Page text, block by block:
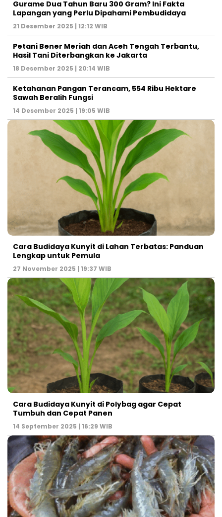
Gurame Dua Tahun Baru 300 Gram? Ini Fakta
Lapangan yang Perlu Dipahami Pembudidaya
21 Desember 2025 | 12:12 WIB
Petani Bener Meriah dan Aceh Tengah Terbantu,
Hasil Tani Diterbangkan ke Jakarta
18 Desember 2025 | 20:14 WIB
Ketahanan Pangan Terancam, 554 Ribu Hektare
Sawah Beralih Fungsi
14 Desember 2025 | 19:05 WIB
Cara Budidaya Kunyit di Lahan Terbatas: Panduan
Lengkap untuk Pemula
27 November 2025 | 19:37 WIB
Cara Budidaya Kunyit di Polybag agar Cepat
Tumbuh dan Cepat Panen
14 September 2025 | 16:29 WIB